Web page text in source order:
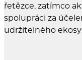
řetězce, zatímco
spolupráci za
udržitelného